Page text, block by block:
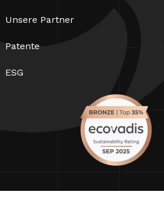
Unsere Partner
Patente
ESG